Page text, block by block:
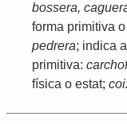
bossera,
forma primitiva o
pedrera; indica
primitiva:
física o estat;